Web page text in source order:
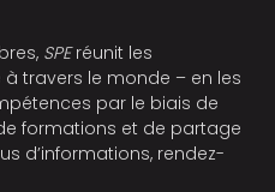
SPEréunit les
travers le monde – en les
par le biais de
formations et de partage
d’informations, rendez-